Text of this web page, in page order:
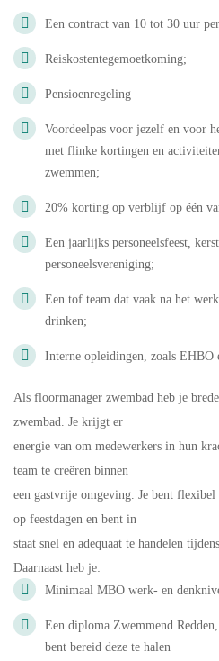
Een contract van 10 tot 30 uur
Reiskostentegemoetkoming;
Pensioenregeling
Voordeelpas voor jezelf en voor
met flinke kortingen en
zwemmen;
20% korting op verblijf op één
Een jaarlijks personeelsfeest,
personeelsvereniging;
Een tof team dat vaak na het
drinken;
Interne opleidingen, zoals EHBO
Als floormanager zwembad heb je
zwembad. Je krijgt er
energie van om medewerkers in hun
team te creëren binnen
een gastvrije omgeving. Je bent
op feestdagen en bent in
staat snel en adequaat te handelen
Daarnaast heb je:
Minimaal MBO werk- en
Een diploma Zwemmend
bent bereid deze te halen